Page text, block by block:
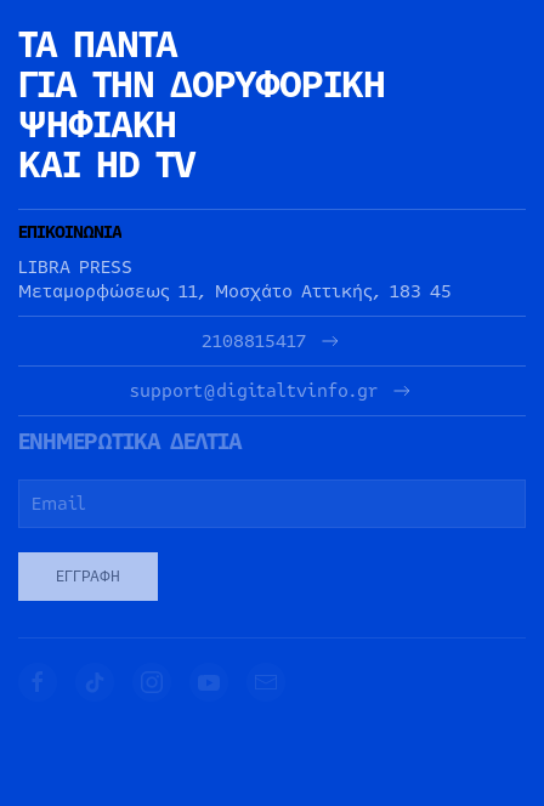
ΤΑ ΠΑΝΤΑ
ΓΙΑ ΤΗΝ ΔΟΡΥΦΟΡΙΚΗ
ΨΗΦΙΑΚΗ
ΚΑΙ HD TV
ΕΠΙΚΟΙΝΩΝΙΑ
LIBRA PRESS
Μεταμορφώσεως 11, Μοσχάτο Αττικής, 183 45
2108815417
support@digitaltvinfo.gr
ΕΝΗΜΕΡΩΤΙΚΑ ΔΕΛΤΙΑ
ΕΓΓΡΑΦΉ